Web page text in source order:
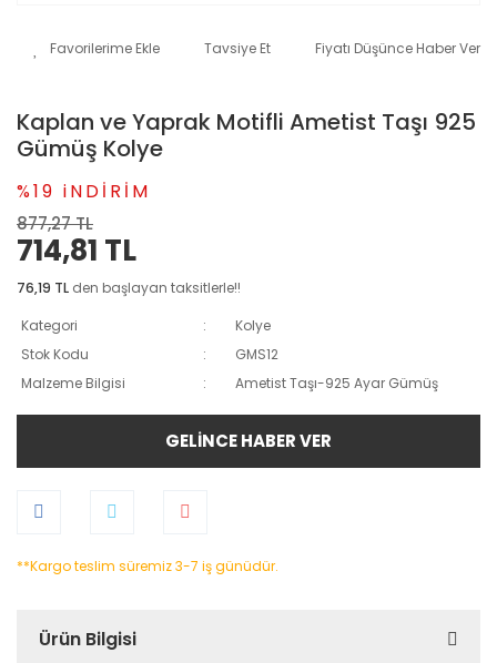
Tavsiye Et Fiyatı Düşünce Haber Ver
Kaplan ve Yaprak Motifli Ametist Taşı 925
Gümüş Kolye
%19 iNDİRİM
877,27 TL
714,81 TL
76,19 TL den başlayan taksitlerle!!
Kategori
Kolye
Stok Kodu
GMS12
Malzeme Bilgisi
Ametist Taşı-925 Ayar Gümüş
GELİNCE HABER VER
**Kargo teslim süremiz 3-7 iş günüdür.
Ürün Bilgisi